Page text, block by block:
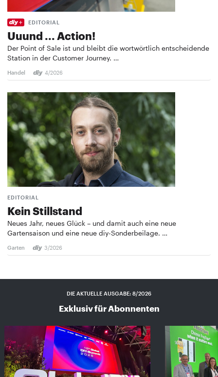
EDITORIAL
Uuund ... Action!
Der Point of Sale ist und bleibt die wortwörtlich entscheidende
Station in der Customer Journey. …
Handel 4/2026
EDITORIAL
Kein Stillstand
Neues Jahr, neues Glück – und damit auch eine neue
Gartensaison und eine neue diy-Sonderbeilage. …
Garten 3/2026
DIE AKTUELLE AUSGABE: 8/2026
Exklusiv für Abonnenten